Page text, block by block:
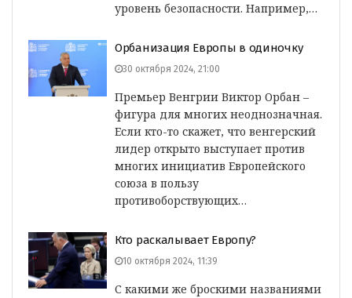
уровень безопасности. Например,…
Орбанизация Европы в одиночку
30 октября 2024, 21:00
Премьер Венгрии Виктор Орбан –
фигура для многих неоднозначная.
Если кто-то скажет, что венгерский
лидер открыто выступает против
многих инициатив Европейского
союза в пользу
противоборствующих…
Кто раскалывает Европу?
10 октября 2024, 11:39
С какими же броскими названиями